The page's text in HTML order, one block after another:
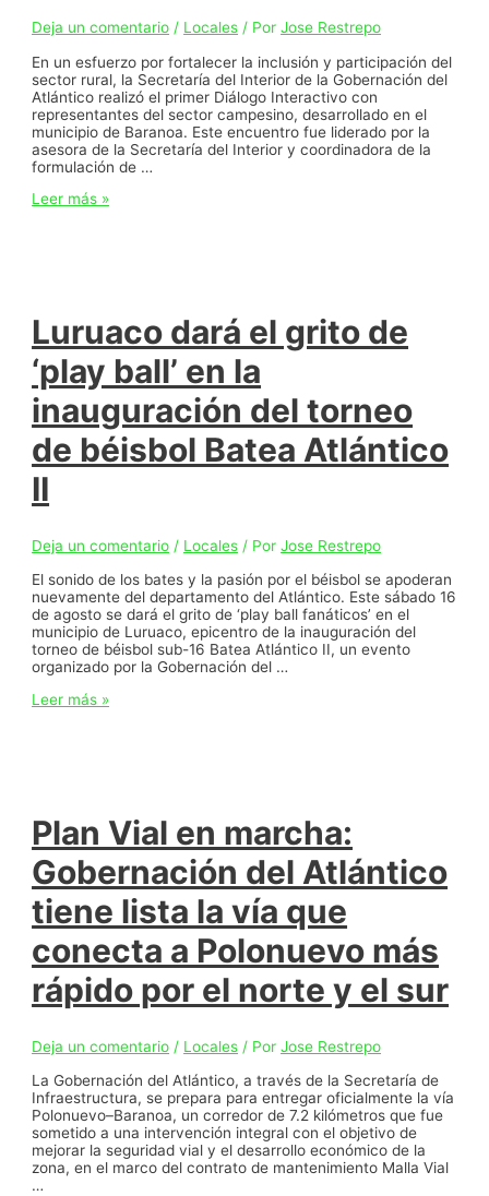
Deja un comentario / Locales / PorJose Restrepo
En un esfuerzo por fortalecer la inclusión y participación del
sector rural, la Secretaría del Interior de la Gobernación del
Atlántico realizó el primer Diálogo Interactivo con
representantes del sector campesino, desarrollado en el
municipio de Baranoa. Este encuentro fue liderado por la
asesora de la Secretaría del Interior y coordinadora de la
formulación de …
Secretaría
con
representantes
del
sector
campesino
del
Atlántico
Leer más »
Luruaco dará el grito de
‘play ball’ en la
inauguración del torneo
de béisbol Batea Atlántico
II
Deja un comentario / Locales / PorJose Restrepo
El sonido de los bates y la pasión por el béisbol se apoderan
nuevamente del departamento del Atlántico. Este sábado 16
de agosto se dará el grito de ‘play ball fanáticos’ en el
municipio de Luruaco, epicentro de la inauguración del
torneo de béisbol sub-16 Batea Atlántico II, un evento
organizado por la Gobernación del …
Luruaco
en
la
inauguración
del
torneo
de
béisbol
Batea
Atlántico
Leer más »
Plan Vial en marcha:
Gobernación del Atlántico
tiene lista la vía que
conecta a Polonuevo más
rápido por el norte y el sur
Deja un comentario / Locales / PorJose Restrepo
La Gobernación del Atlántico, a través de la Secretaría de
Infraestructura, se prepara para entregar oficialmente la vía
Polonuevo–Baranoa, un corredor de 7.2 kilómetros que fue
sometido a una intervención integral con el objetivo de
mejorar la seguridad vial y el desarrollo económico de la
zona, en el marco del contrato de mantenimiento Malla Vial
…